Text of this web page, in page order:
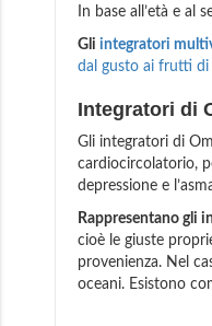
In base all’età e
Gli integratori
dal gusto ai frutti di
Integratori di
Gli integratori di
cardiocircolatorio,
depressione e
Rappresentano gli
cioè le giuste
provenienza. Nel
oceani. Esistono